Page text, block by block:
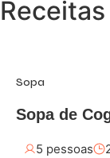
Sopa
Sopa de
5 pessoas